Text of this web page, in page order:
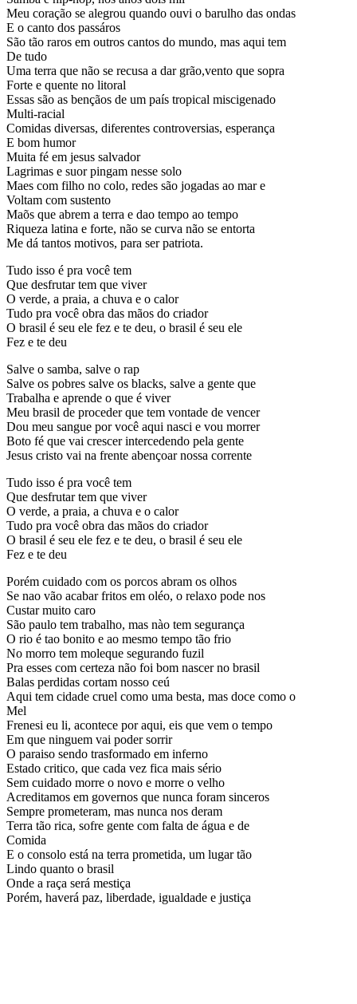
Meu coração se alegrou quando ouvi o barulho das ondas
E o canto dos passáros
São tão raros em outros cantos do mundo, mas aqui tem
De tudo
Uma terra que não se recusa a dar grão,vento que sopra
Forte e quente no litoral
Essas são as bençãos de um país tropical miscigenado
Multi-racial
Comidas diversas, diferentes controversias, esperança
E bom humor
Muita fé em jesus salvador
Lagrimas e suor pingam nesse solo
Maes com filho no colo, redes são jogadas ao mar e
Voltam com sustento
Maõs que abrem a terra e dao tempo ao tempo
Riqueza latina e forte, não se curva não se entorta
Me dá tantos motivos, para ser patriota.
Tudo isso é pra você tem
Que desfrutar tem que viver
O verde, a praia, a chuva e o calor
Tudo pra você obra das mãos do criador
O brasil é seu ele fez e te deu, o brasil é seu ele
Fez e te deu
Salve o samba, salve o rap
Salve os pobres salve os blacks, salve a gente que
Trabalha e aprende o que é viver
Meu brasil de proceder que tem vontade de vencer
Dou meu sangue por você aqui nasci e vou morrer
Boto fé que vai crescer intercedendo pela gente
Jesus cristo vai na frente abençoar nossa corrente
Tudo isso é pra você tem
Que desfrutar tem que viver
O verde, a praia, a chuva e o calor
Tudo pra você obra das mãos do criador
O brasil é seu ele fez e te deu, o brasil é seu ele
Fez e te deu
Porém cuidado com os porcos abram os olhos
Se nao vão acabar fritos em oléo, o relaxo pode nos
Custar muito caro
São paulo tem trabalho, mas nào tem segurança
O rio é tao bonito e ao mesmo tempo tão frio
No morro tem moleque segurando fuzil
Pra esses com certeza não foi bom nascer no brasil
Balas perdidas cortam nosso ceú
Aqui tem cidade cruel como uma besta, mas doce como o
Mel
Frenesi eu li, acontece por aqui, eis que vem o tempo
Em que ninguem vai poder sorrir
O paraiso sendo trasformado em inferno
Estado critico, que cada vez fica mais sério
Sem cuidado morre o novo e morre o velho
Acreditamos em governos que nunca foram sinceros
Sempre prometeram, mas nunca nos deram
Terra tão rica, sofre gente com falta de água e de
Comida
E o consolo está na terra prometida, um lugar tão
Lindo quanto o brasil
Onde a raça será mestiça
Porém, haverá paz, liberdade, igualdade e justiça